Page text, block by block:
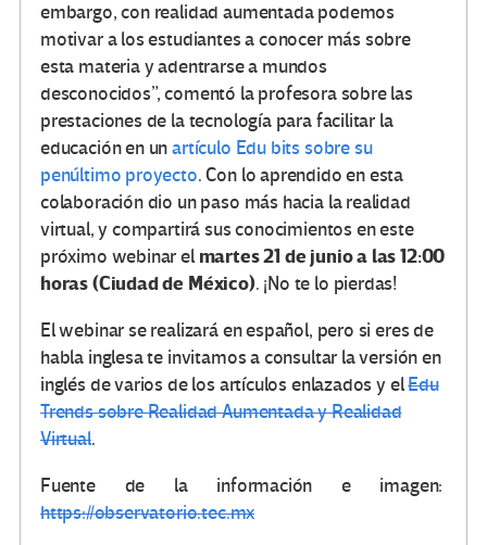
embargo, con realidad aumentada podemos
motivar a los estudiantes a conocer más sobre
esta materia y adentrarse a mundos
desconocidos”, comentó la profesora sobre las
prestaciones de la tecnología para facilitar la
educación en unartículo Edu bits sobre su
penúltimo proyecto. Con lo aprendido en esta
colaboración dio un paso más hacia la realidad
virtual, y compartirá sus conocimientos en este
próximo webinar el martes 21 de junio a las 12:00
horas (Ciudad de México). ¡No te lo pierdas!
El webinar se realizará en español, pero si eres de
habla inglesa te invitamos a consultar la versión en
inglés de varios de los artículos enlazados y elEdu
Trends sobre Realidad Aumentada y Realidad
Virtual.
Fuente de la información e imagen:
https://observatorio.tec.mx